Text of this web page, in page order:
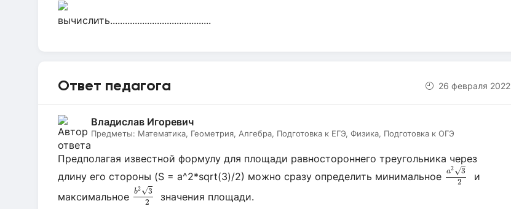
вычислить.........................................
Ответ педагога 26 февраля 2022
Владислав Игоревич
Предметы: Математика, Геометрия, Алгебра, Подготовка к ЕГЭ, Физика, Подготовка к ОГЭ
Предполагая известной формулу для площади равностороннего треугольника через
длину его стороны (S = a^2*sqrt(3)/2) можно сразу определить минимальное
a2√3
2
a23
и
максимальное
b2√3
2
b23
значения площади.